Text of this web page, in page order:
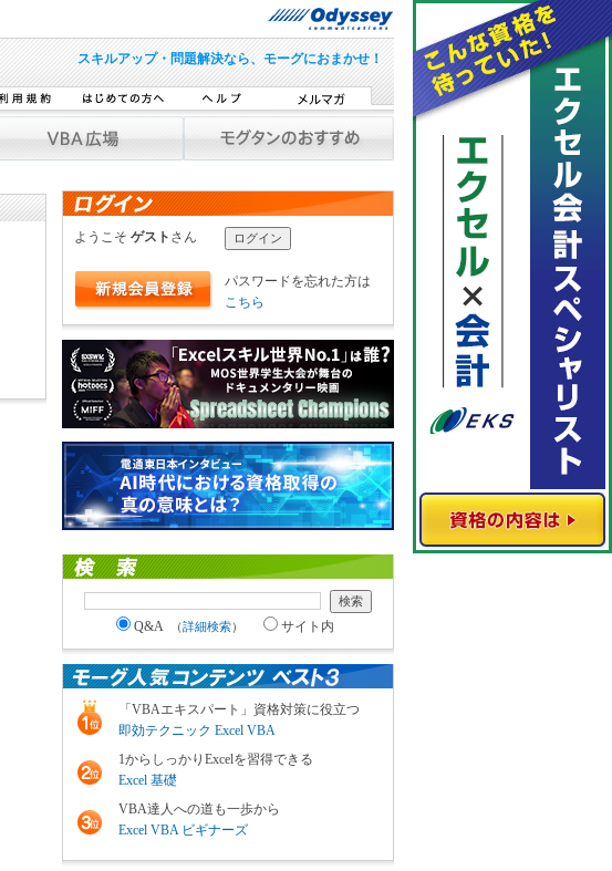
スキルアップ・問題解決なら、モーグにおまかせ！
ようこそ ゲスト さん
パスワードを忘れた方は
こちら
Q&A （詳細検索） サイト内
「VBAエキスパート」資格対策に役立つ
即効テクニック Excel VBA
1からしっかりExcelを習得できる
Excel 基礎
VBA達人への道も一歩から
Excel VBA ビギナーズ